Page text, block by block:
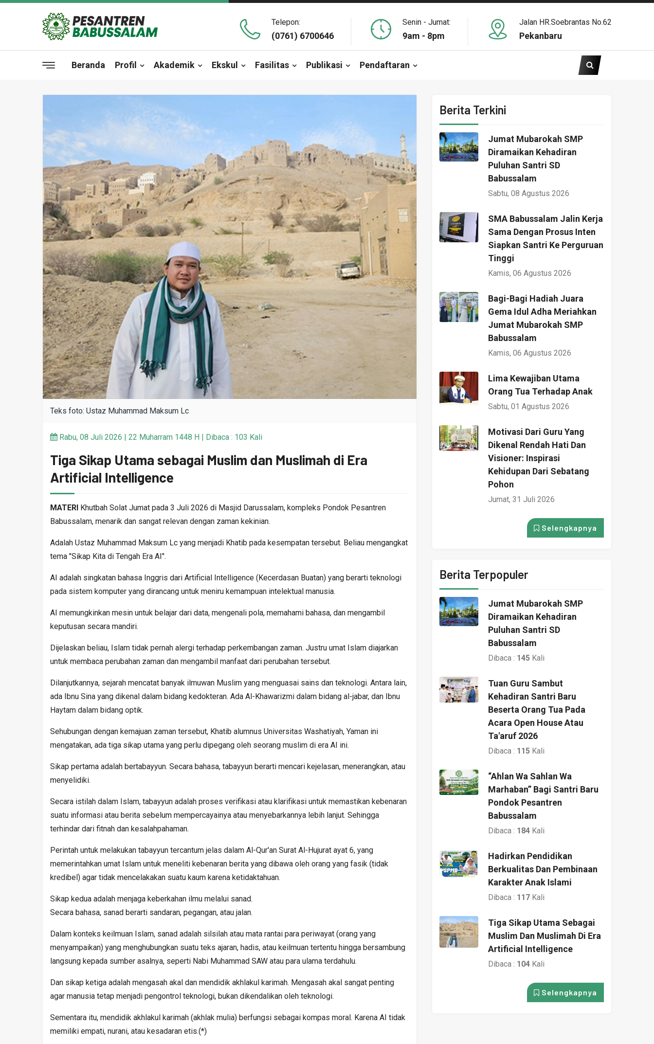
Telepon:
(0761) 6700646
Senin - Jumat:
9am - 8pm
Jalan HR.Soebrantas No.62
Pekanbaru
Beranda Profil Akademik Ekskul Fasilitas Publikasi Pendaftaran
Teks foto: Ustaz Muhammad Maksum Lc
Rabu, 08 Juli 2026 | 22 Muharram 1448 H | Dibaca : 103 Kali
Tiga Sikap Utama sebagai Muslim dan Muslimah di Era
Artificial Intelligence
MATERI Khutbah Solat Jumat pada 3 Juli 2026 di Masjid Darussalam, kompleks Pondok Pesantren
Babussalam, menarik dan sangat relevan dengan zaman kekinian.
Adalah Ustaz Muhammad Maksum Lc yang menjadi Khatib pada kesempatan tersebut. Beliau mengangkat
tema "Sikap Kita di Tengah Era AI".
AI adalah singkatan bahasa Inggris dari Artificial Intelligence (Kecerdasan Buatan) yang berarti teknologi
pada sistem komputer yang dirancang untuk meniru kemampuan intelektual manusia.
AI memungkinkan mesin untuk belajar dari data, mengenali pola, memahami bahasa, dan mengambil
keputusan secara mandiri.
Dijelaskan beliau, Islam tidak pernah alergi terhadap perkembangan zaman. Justru umat Islam diajarkan
untuk membaca perubahan zaman dan mengambil manfaat dari perubahan tersebut.
Dilanjutkannya, sejarah mencatat banyak ilmuwan Muslim yang menguasai sains dan teknologi. Antara lain,
ada Ibnu Sina yang dikenal dalam bidang kedokteran. Ada Al-Khawarizmi dalam bidang al-jabar, dan Ibnu
Haytam dalam bidang optik.
Sehubungan dengan kemajuan zaman tersebut, Khatib alumnus Universitas Washatiyah, Yaman ini
mengatakan, ada tiga sikap utama yang perlu dipegang oleh seorang muslim di era AI ini.
Sikap pertama adalah bertabayyun. Secara bahasa, tabayyun berarti mencari kejelasan, menerangkan, atau
menyelidiki.
Secara istilah dalam Islam, tabayyun adalah proses verifikasi atau klarifikasi untuk memastikan kebenaran
suatu informasi atau berita sebelum mempercayainya atau menyebarkannya lebih lanjut. Sehingga
terhindar dari fitnah dan kesalahpahaman.
Perintah untuk melakukan tabayyun tercantum jelas dalam Al-Qur'an Surat Al-Hujurat ayat 6, yang
memerintahkan umat Islam untuk meneliti kebenaran berita yang dibawa oleh orang yang fasik (tidak
kredibel) agar tidak mencelakakan suatu kaum karena ketidaktahuan.
Sikap kedua adalah menjaga keberkahan ilmu melalui sanad.
Secara bahasa, sanad berarti sandaran, pegangan, atau jalan.
Dalam konteks keilmuan Islam, sanad adalah silsilah atau mata rantai para periwayat (orang yang
menyampaikan) yang menghubungkan suatu teks ajaran, hadis, atau keilmuan tertentu hingga bersambung
langsung kepada sumber asalnya, seperti Nabi Muhammad SAW atau para ulama terdahulu.
Dan sikap ketiga adalah mengasah akal dan mendidik akhlakul karimah. Mengasah akal sangat penting
agar manusia tetap menjadi pengontrol teknologi, bukan dikendalikan oleh teknologi.
Sementara itu, mendidik akhlakul karimah (akhlak mulia) berfungsi sebagai kompas moral. Karena AI tidak
memiliki empati, nurani, atau kesadaran etis.(*)
Berita Terkini
Jumat Mubarokah SMP
Diramaikan Kehadiran
Puluhan Santri SD
Babussalam
Sabtu, 08 Agustus 2026
SMA Babussalam Jalin Kerja
Sama Dengan Prosus Inten
Siapkan Santri Ke Perguruan
Tinggi
Kamis, 06 Agustus 2026
Bagi-Bagi Hadiah Juara
Gema Idul Adha Meriahkan
Jumat Mubarokah SMP
Babussalam
Kamis, 06 Agustus 2026
Lima Kewajiban Utama
Orang Tua Terhadap Anak
Sabtu, 01 Agustus 2026
Motivasi Dari Guru Yang
Dikenal Rendah Hati Dan
Visioner: Inspirasi
Kehidupan Dari Sebatang
Pohon
Jumat, 31 Juli 2026
Selengkapnya
Berita Terpopuler
Jumat Mubarokah SMP
Diramaikan Kehadiran
Puluhan Santri SD
Babussalam
Dibaca : 145 Kali
Tuan Guru Sambut
Kehadiran Santri Baru
Beserta Orang Tua Pada
Acara Open House Atau
Ta'aruf 2026
Dibaca : 115 Kali
“Ahlan Wa Sahlan Wa
Marhaban” Bagi Santri Baru
Pondok Pesantren
Babussalam
Dibaca : 184 Kali
Hadirkan Pendidikan
Berkualitas Dan Pembinaan
Karakter Anak Islami
Dibaca : 117 Kali
Tiga Sikap Utama Sebagai
Muslim Dan Muslimah Di Era
Artificial Intelligence
Dibaca : 104 Kali
Selengkapnya